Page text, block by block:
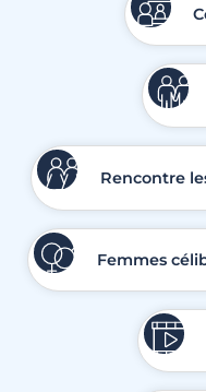
Rencontre
Femmes